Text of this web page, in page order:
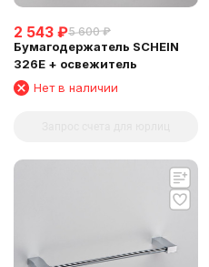
2 543 ₽5 600 ₽
Бумагодержатель SCHEIN
326E + освежитель
Нет в наличии